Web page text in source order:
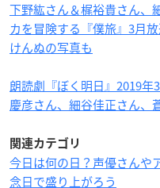
下野紘さん＆梶裕貴さん、
カを冒険する『僕旅』3月
けんぬの写真も
朗読劇『ぼく明日』2019
慶彦さん、細谷佳正さん、
関連カテゴリ
今日は何の日？声優さんや
念日で盛り上がろう